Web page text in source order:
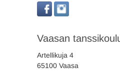
Vaasan
Artellikuja 4
65100 Vaasa